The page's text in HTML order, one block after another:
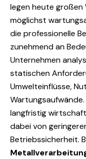
legen heute
möglichst
die professionelle
zunehmend an
Unternehmen
statischen
Umwelteinflüsse,
langfristig
dabei von
Betriebssicherheit.